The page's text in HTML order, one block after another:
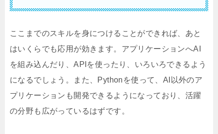
ここまでのスキルを身につけることができれば、あと
はいくらでも応用が効きます。アプリケーションへAI
を組み込んだり、APIを使ったり、いろいろできるよう
になるでしょう。また、Pythonを使って、AI以外のア
プリケーションも開発できるようになっており、活躍
の分野も広がっているはずです。